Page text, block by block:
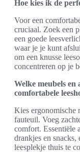
Hoe kies ik de
Voor een
cruciaal. Zoek een
een goede
waar je je kunt
om een knusse
concentreren op je
Welke meubels en
comfortabele
Kies ergonomische
fauteuil. Voeg
comfort. Essentiële
drankjes en snacks,
leesplekje thuis te